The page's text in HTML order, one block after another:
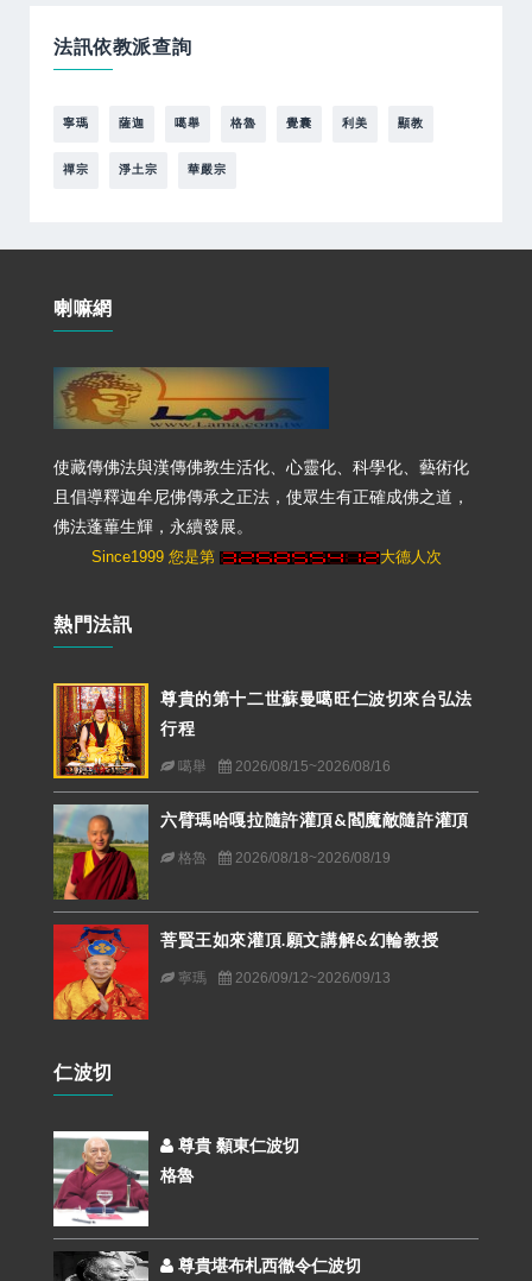
法訊依教派查詢
寧瑪 薩迦 噶舉 格魯 覺囊 利美 顯教
禪宗 淨土宗 華嚴宗
喇嘛網
使藏傳佛法與漢傳佛教生活化、心靈化、科學化、藝術化
且倡導釋迦牟尼佛傳承之正法，使眾生有正確成佛之道，
佛法蓬蓽生輝，永續發展。
Since1999 您是第 大德人次
熱門法訊
尊貴的第十二世蘇曼噶旺仁波切來台弘法
行程
噶舉 2026/08/15~2026/08/16
六臂瑪哈嘎拉隨許灌頂&閻魔敵隨許灌頂
格魯 2026/08/18~2026/08/19
菩賢王如來灌頂.願文講解&幻輪教授
寧瑪 2026/09/12~2026/09/13
仁波切
尊貴 顙東仁波切
格魯
尊貴堪布札西徹令仁波切